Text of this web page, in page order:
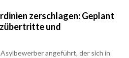
zerschlagen: Geplant
und
angeführt, der sich in